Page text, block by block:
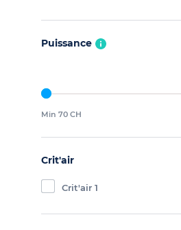
Puissance
Min 70 CH
Crit'air
Crit'air 1